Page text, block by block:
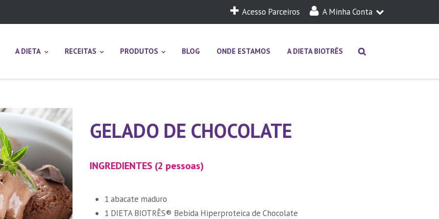
Acesso Parceiros A Minha Conta
Login
A DIETA RECEITAS PRODUTOS BLOG ONDE ESTAMOS A DIETA BIOTRÊS
GELADO DE CHOCOLATE
INGREDIENTES (2 pessoas)
1 abacate maduro
1 DIETA BIOTRÊS® Bebida Hiperproteica de Chocolate